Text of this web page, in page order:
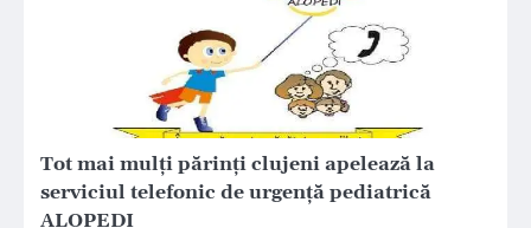
Tot mai mulți părinți clujeni apelează la
serviciul telefonic de urgență pediatrică
ALOPEDI